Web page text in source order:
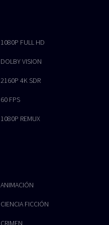
1080P FULL HD
DOLBY VISION
2160P 4K SDR
60 FPS
1080P REMUX
ANIMACIÓN
CIENCIA FICCIÓN
CRIMEN